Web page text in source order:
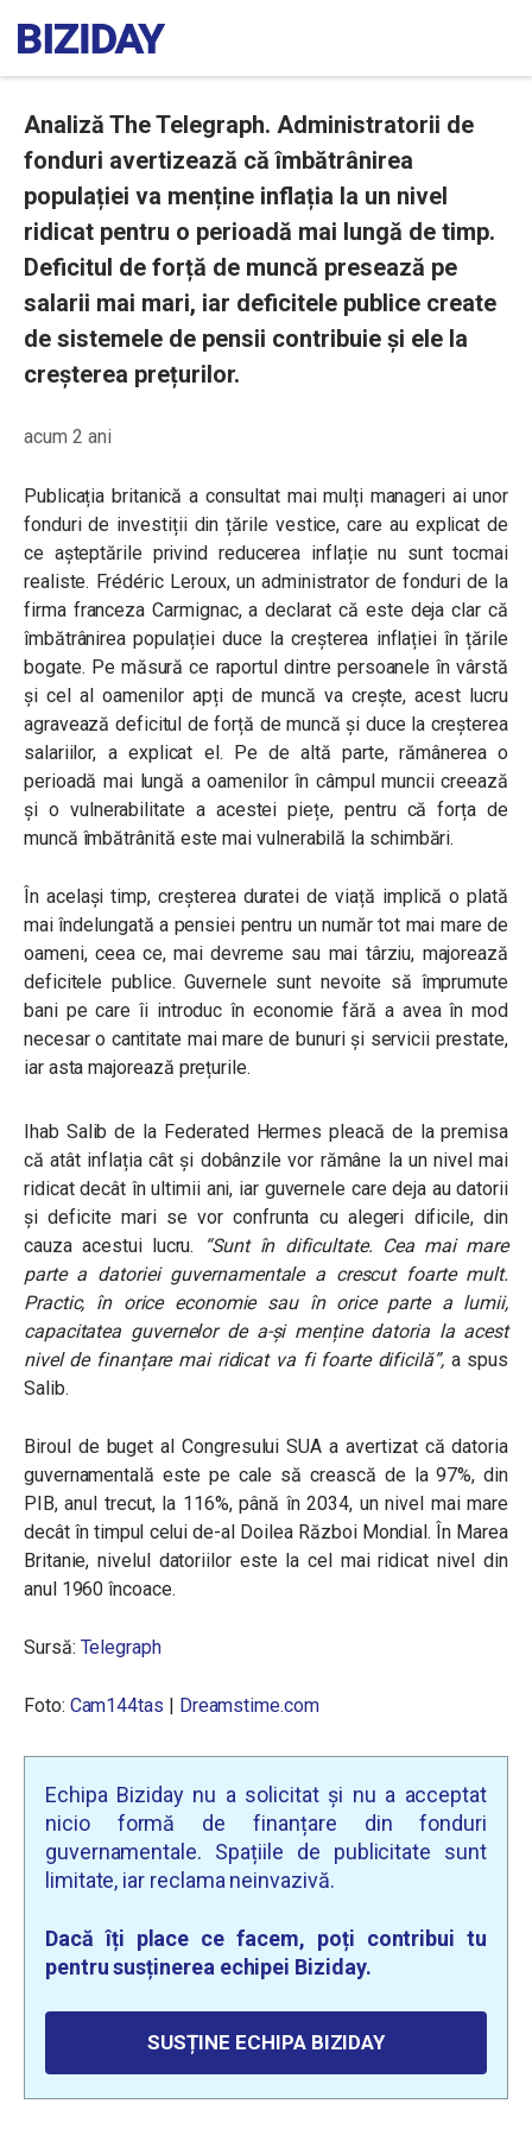
Analiză The Telegraph. Administratorii de
fonduri avertizează că îmbătrânirea
populației va menține inflația la un nivel
ridicat pentru o perioadă mai lungă de timp.
Deficitul de forță de muncă presează pe
salarii mai mari, iar deficitele publice create
de sistemele de pensii contribuie și ele la
creșterea prețurilor.
acum 2 ani
Publicația britanică a consultat mai mulți manageri ai unor
fonduri de investiții din țările vestice, care au explicat de
ce așteptările privind reducerea inflație nu sunt tocmai
realiste. Frédéric Leroux, un administrator de fonduri de la
firma franceza Carmignac, a declarat că este deja clar că
îmbătrânirea populației duce la creșterea inflației în țările
bogate. Pe măsură ce raportul dintre persoanele în vârstă
și cel al oamenilor apți de muncă va crește, acest lucru
agravează deficitul de forță de muncă și duce la creșterea
salariilor, a explicat el. Pe de altă parte, rămânerea o
perioadă mai lungă a oamenilor în câmpul muncii creează
și o vulnerabilitate a acestei piețe, pentru că forța de
muncă îmbătrânită este mai vulnerabilă la schimbări.
În același timp, creșterea duratei de viață implică o plată
mai îndelungată a pensiei pentru un număr tot mai mare de
oameni, ceea ce, mai devreme sau mai târziu, majorează
deficitele publice. Guvernele sunt nevoite să împrumute
bani pe care îi introduc în economie fără a avea în mod
necesar o cantitate mai mare de bunuri și servicii prestate,
iar asta majorează prețurile.
Ihab Salib de la Federated Hermes pleacă de la premisa
că atât inflația cât și dobânzile vor rămâne la un nivel mai
ridicat decât în ultimii ani, iar guvernele care deja au datorii
și deficite mari se vor confrunta cu alegeri dificile, din
cauza acestui lucru.
“Sunt în dificultate. Cea mai mare
parte a datoriei guvernamentale a crescut foarte mult.
Practic, în orice economie sau în orice parte a lumii,
capacitatea guvernelor de a-și menține datoria la acest
nivel de finanțare mai ridicat va fi foarte dificilă”,a spus
Salib.
Biroul de buget al Congresului SUA a avertizat că datoria
guvernamentală este pe cale să crească de la 97%, din
PIB, anul trecut, la 116%, până în 2034, un nivel mai mare
decât în timpul celui de-al Doilea Război Mondial. În Marea
Britanie, nivelul datoriilor este la cel mai ridicat nivel din
anul 1960 încoace.
Sursă: Telegraph
Foto: Cam144tas | Dreamstime.com
Echipa Biziday nu a solicitat și nu a acceptat
nicio formă de finanțare din fonduri
guvernamentale. Spațiile de publicitate sunt
limitate, iar reclama neinvazivă.
Dacă îți place ce facem, poți contribui tu
pentru susținerea echipei Biziday.
SUSȚINE ECHIPA BIZIDAY